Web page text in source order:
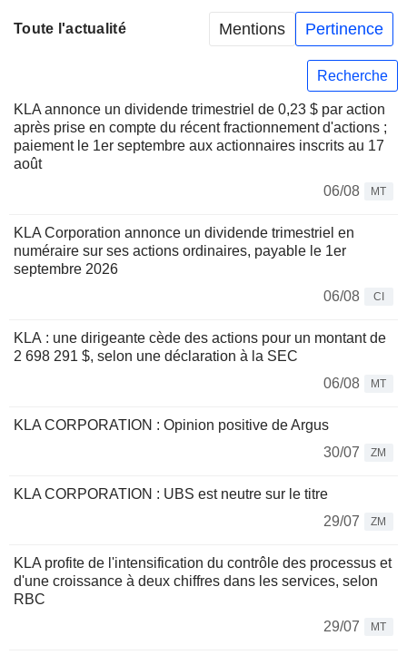
Toute l'actualité Mentions Pertinence
Recherche
KLA annonce un dividende trimestriel de 0,23 $ par action
après prise en compte du récent fractionnement d'actions ;
paiement le 1er septembre aux actionnaires inscrits au 17
août
06/08
MT
KLA Corporation annonce un dividende trimestriel en
numéraire sur ses actions ordinaires, payable le 1er
septembre 2026
06/08
CI
KLA : une dirigeante cède des actions pour un montant de
2 698 291 $, selon une déclaration à la SEC
06/08
MT
KLA CORPORATION : Opinion positive de Argus
30/07
ZM
KLA CORPORATION : UBS est neutre sur le titre
29/07
ZM
KLA profite de l'intensification du contrôle des processus et
d'une croissance à deux chiffres dans les services, selon
RBC
29/07
MT